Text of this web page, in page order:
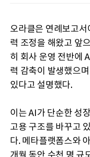
오라클은 연례보고
력 조정을 해왔고 앞
히 회사 운영 전반에
력 감축이 발생했으
있다고 설명했다.
이는 AI가 단순한 성
고용 구조를 바꾸고
다. 메타플랫폼스와